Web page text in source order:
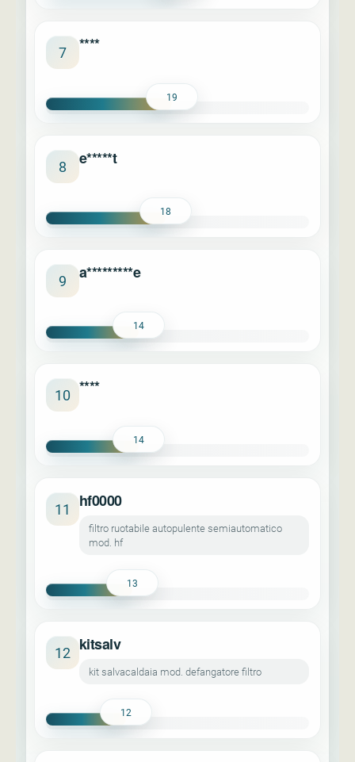
7 ****
19
8 e*****t
18
9 a*********e
14
10 ****
14
11 hf0000
filtro ruotabile autopulente semiautomatico
mod. hf
13
12 kitsalv
kit salvacaldaia mod. defangatore filtro
12